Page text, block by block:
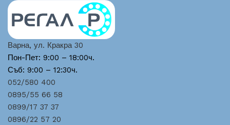
Варна, ул. Кракра 30
Пон-Пет: 9:00 – 18:00ч.
Съб: 9:00 – 12:30ч.
052/580 400
0895/55 66 58
0899/17 37 37
0896/22 57 20